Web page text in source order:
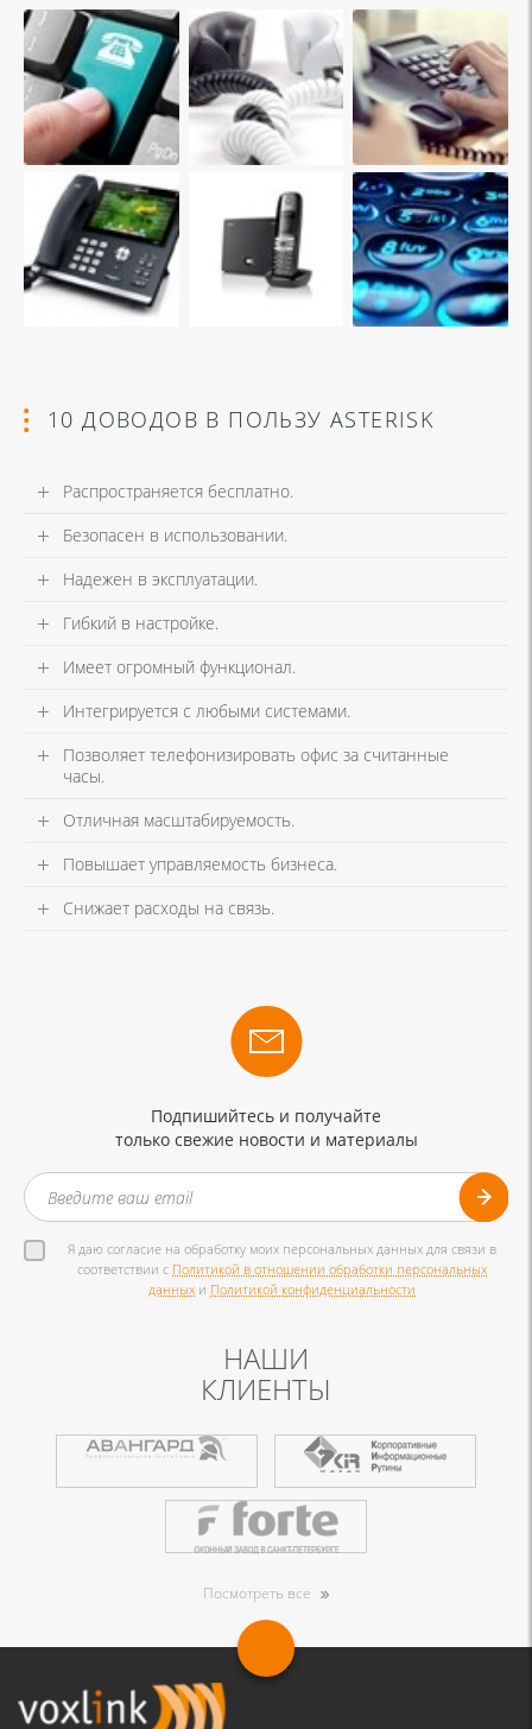
10 ДОВОДОВ В ПОЛЬЗУ ASTERISK
Распространяется бесплатно.
Безопасен в использовании.
Надежен в эксплуатации.
Гибкий в настройке.
Имеет огромный функционал.
Интегрируется с любыми системами.
Позволяет телефонизировать офис за считанные
часы.
Отличная масштабируемость.
Повышает управляемость бизнеса.
Снижает расходы на связь.
Подпишийтесь и получайте
только свежие новости и материалы
Я даю согласие на обработку моих персональных данных для связи в
соответствии с Политикой в отношении обработки персональных
данных и Политикой конфиденциальности
НАШИ
КЛИЕНТЫ
Посмотреть все